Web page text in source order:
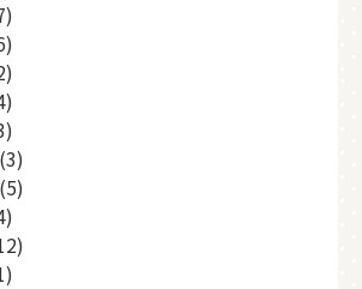
(3)
(5)